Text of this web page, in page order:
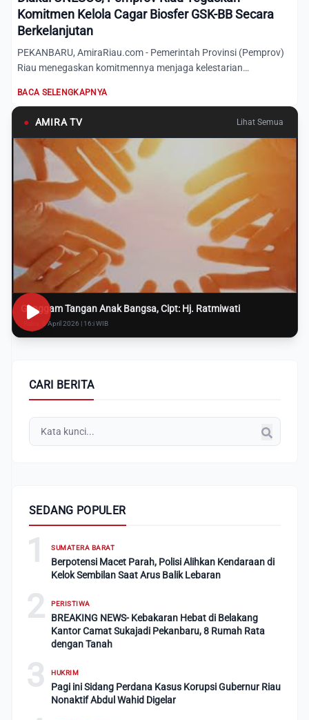
Komitmen Kelola Cagar Biosfer GSK-BB Secara
Berkelanjutan
PEKANBARU, AmiraRiau.com - Pemerintah Provinsi (Pemprov)
Riau menegaskan komitmennya menjaga kelestarian
BACA SELENGKAPNYA
● AMIRA TV Lihat Semua
Genggam Tangan Anak Bangsa, Cipt: Hj. Ratmiwati
Rabu, 8 April 2026 | 16:i WIB
CARI BERITA
SEDANG POPULER
1 SUMATERA BARAT
Berpotensi Macet Parah, Polisi Alihkan Kendaraan di
Kelok Sembilan Saat Arus Balik Lebaran
2 PERISTIWA
BREAKING NEWS- Kebakaran Hebat di Belakang
Kantor Camat Sukajadi Pekanbaru, 8 Rumah Rata
dengan Tanah
3 HUKRIM
Pagi ini Sidang Perdana Kasus Korupsi Gubernur Riau
Nonaktif Abdul Wahid Digelar